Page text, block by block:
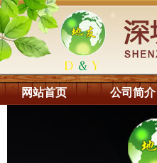
网站首页 公司简介